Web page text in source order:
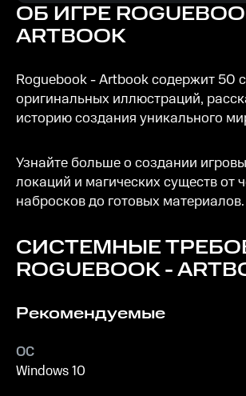
ОБ ИГРЕ
ARTBOOK
Roguebook - Artbook содержит 50
оригинальных иллюстраций,
историю создания уникального
Узнайте больше о создании
локаций и магических существ от
набросков до готовых материалов.
СИСТЕМНЫЕ
ROGUEBOOK -
Рекомендуемые
ОС
Windows 10